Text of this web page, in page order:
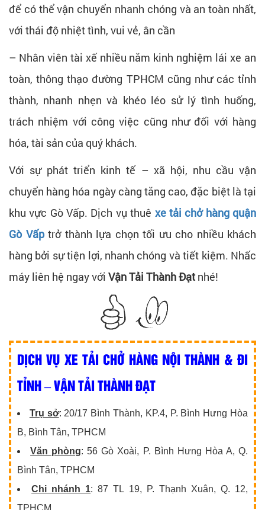
để có thể vận chuyển nhanh chóng và an toàn nhất,
với thái độ nhiệt tình, vui vẻ, ân cần
– Nhân viên tài xế nhiều năm kinh nghiệm lái xe an
toàn, thông thạo đường TPHCM cũng như các tỉnh
thành, nhanh nhẹn và khéo léo sử lý tình huống,
trách nhiệm với công việc cũng như đối với hàng
hóa, tài sản của quý khách.
Với sự phát triển kinh tế – xã hội, nhu cầu vận
chuyển hàng hóa ngày càng tăng cao, đặc biệt là tại
khu vực Gò Vấp. Dịch vụ thuê xe tải chở hàng quận
Gò Vấptrở thành lựa chọn tối ưu cho nhiều khách
hàng bởi sự tiện lợi, nhanh chóng và tiết kiệm. Nhấc
máy liên hệ ngay với Vận Tải Thành Đạt nhé!
DỊCH VỤ XE TẢI CHỞ HÀNG NỘI THÀNH & ĐI
TỈNH – VẬN TẢI THÀNH ĐẠT
Trụ sở: 20/17 Bình Thành, KP.4, P. Bình Hưng Hòa
B, Bình Tân, TPHCM
Văn phòng: 56 Gò Xoài, P. Bình Hưng Hòa A, Q.
Bình Tân, TPHCM
Chi nhánh 1: 87 TL 19, P. Thạnh Xuân, Q. 12,
TPHCM